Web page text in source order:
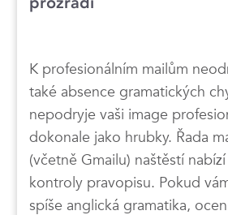
K profesionálním mailům
také absence gramatických
nepodryje vaši image
dokonale jako hrubky. Řada
(včetně Gmailu) naštěstí
kontroly pravopisu. Pokud
spíše anglická gramatika,